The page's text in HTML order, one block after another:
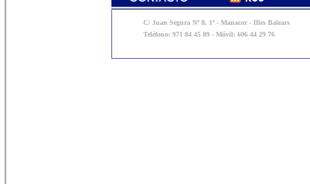
C/ Juan Segura Nº 8, 1º - Manacor - Illes Balears
Teléfono: 971 84 45 89 - Móvil: 606 44 29 76